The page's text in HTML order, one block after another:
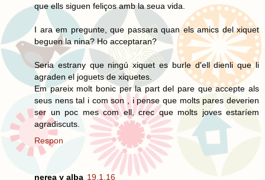
que ells siguen feliços amb la seua vida.
I ara em pregunte, que passara quan els amics del xiquet
beguen la nina? Ho acceptaran?
Seria estrany que ningú xiquet es burle d'ell dienli que li
agraden el joguets de xiquetes.
Em pareix molt bonic per la part del pare que accepte als
seus nens tal i com son , i pense que molts pares deverien
ser un poc mes com ell, crec que molts joves estaríem
agradiscuts.
Respon
nerea y alba 19.1.16